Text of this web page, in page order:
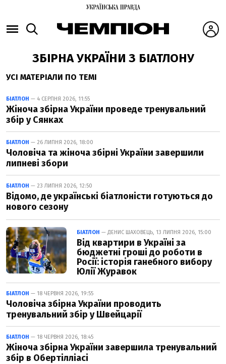
ЗБІРНА УКРАЇНИ З БІАТЛОНУ
УСІ МАТЕРІАЛИ ПО ТЕМІ
БІАТЛОН — 4 СЕРПНЯ 2026, 11:55
Жіноча збірна України проведе тренувальний
збір у Сянках
БІАТЛОН — 26 ЛИПНЯ 2026, 18:00
Чоловіча та жіноча збірні України завершили
липневі збори
БІАТЛОН — 23 ЛИПНЯ 2026, 12:50
Відомо, де українські біатлоністи готуються до
нового сезону
БІАТЛОН — ДЕНИС ШАХОВЕЦЬ, 13 ЛИПНЯ 2026, 15:00
Від квартири в Україні за
бюджетні гроші до роботи в
Росії: історія ганебного вибору
Юлії Журавок
БІАТЛОН — 18 ЧЕРВНЯ 2026, 19:55
Чоловіча збірна України проводить
тренувальний збір у Швейцарії
БІАТЛОН — 18 ЧЕРВНЯ 2026, 18:45
Жіноча збірна України завершила тренувальний
збір в Обертілліасі